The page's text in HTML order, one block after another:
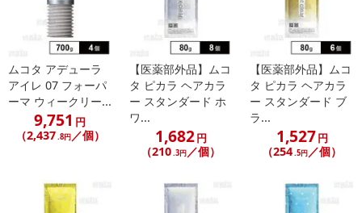
その他共通および商品カテゴリー別注意事項（※必ずご確認くだ
こちらの情報は2026年07月09日 時点での情報となります。
ムコタ アデューラ
アイレ 07 フォーパ
ーマ ウィークリー...
9,751 円
（2,437.8円／個）
【医薬部外品】ムコ
タ ピカラ ヘアカラ
ー スタンダード ホ
ワ...
1,682円
（210.3円／個）
【医薬部外品】ムコ
タ ピカラ ヘアカラ
ー スタンダード ブ
ラ...
1,527円
（254.5円／個）